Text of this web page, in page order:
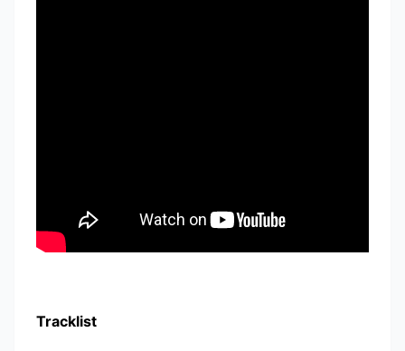
Tracklist